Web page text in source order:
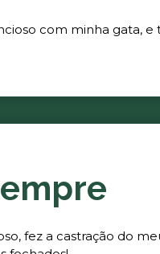
com minha gata,
fez a castração do